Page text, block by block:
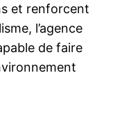
et renforcent
l’agence
de faire